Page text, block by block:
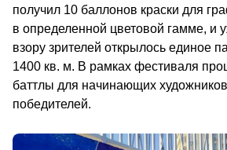
получил 10 баллонов краски для
в определенной цветовой гамме, и
взору зрителей открылось единое
1400 кв. м. В рамках фестиваля
баттлы для начинающих
победителей.